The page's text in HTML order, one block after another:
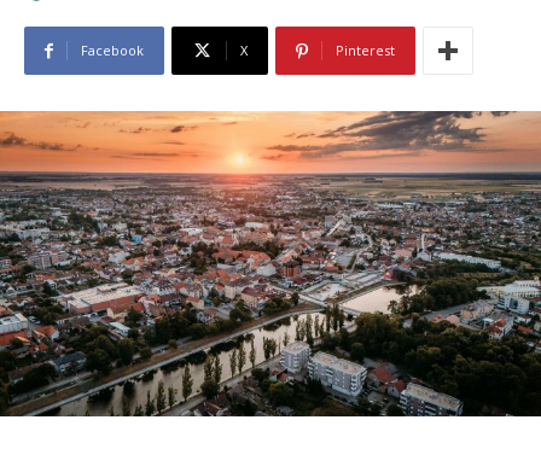
Facebook X Pinterest